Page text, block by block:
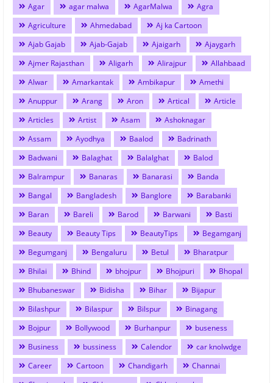
Agar
agar malwa AgarMalwa
Agra
Agriculture
Ahmedabad
Aj ka Cartoon
Ajab Gajab
Ajab-Gajab Ajaigarh
Ajaygarh
Ajmer Rajasthan
Aligarh Alirajpur
Allahbaad
Alwar
Amarkantak Ambikapur
Amethi
Anuppur
Arang Aron Artical
Article
Articles
Artist Asam
Ashoknagar
Assam
Ayodhya Baalod
Badrinath
Badwani
Balaghat Balalghat
Balod
Balrampur
Banaras Banarasi
Banda
Bangal
Bangladesh Banglore
Barabanki
Baran
Bareli Barod Barwani
Basti
Beauty
Beauty Tips BeautyTips
Begamganj
Begumganj
Bengaluru Betul
Bharatpur
Bhilai
Bhind bhojpur Bhojpuri
Bhopal
Bhubaneswar
Bidisha Bihar
Bijapur
Bilashpur
Bilaspur Bilspur
Binagang
Bojpur
Bollywood Burhanpur
buseness
Business
bussiness Calendor
car knolwdge
Career
Cartoon Chandigarh
Channai